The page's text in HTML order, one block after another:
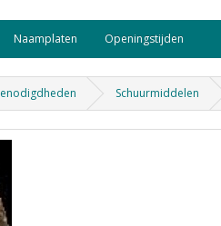
Naamplaten Openingstijden
Schuurmiddelen